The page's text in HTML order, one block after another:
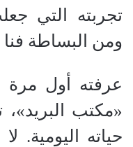
تجربته التي
ومن البساطة فنا
عرفته أول مرة
«مكتب
حياته اليومية.